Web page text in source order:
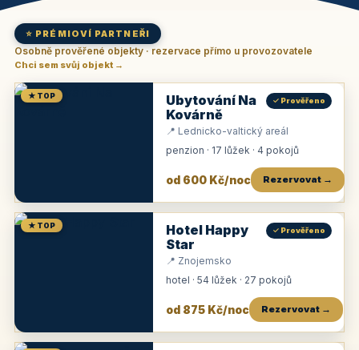
⭐ PRÉMIOVÍ PARTNEŘI
Osobně prověřené objekty · rezervace přímo u provozovatele
Chci sem svůj objekt →
★ TOP
Ubytování Na
Kovárně
✓ Prověřeno
📍 Lednicko-valtický areál
penzion · 17 lůžek · 4 pokojů
od 600 Kč/noc Rezervovat →
★ TOP
Hotel Happy
Star
✓ Prověřeno
📍 Znojemsko
hotel · 54 lůžek · 27 pokojů
od 875 Kč/noc Rezervovat →